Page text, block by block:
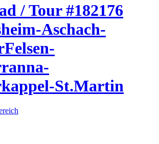
/ Tour #182176
Aschach-
St.Martin